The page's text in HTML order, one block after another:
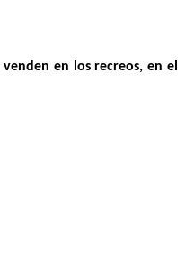
en los recreos, en el